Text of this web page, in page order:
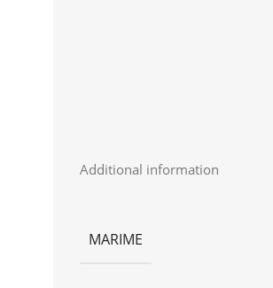
Additional information
MARIME